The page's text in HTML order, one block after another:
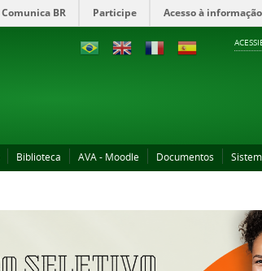
Comunica BR Participe Acesso à informação
Biblioteca AVA - Moodle Documentos